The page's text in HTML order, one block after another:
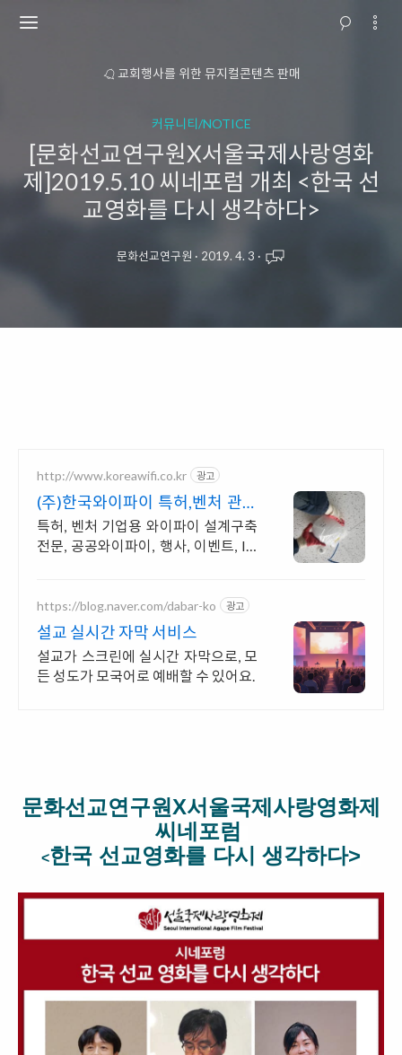
교회행사를 위한 뮤지컬콘텐츠 판매
커뮤니티/NOTICE
[문화선교연구원X서울국제사랑영화
제]2019.5.10 씨네포럼 개최 <한국 선
교영화를 다시 생각하다>
문화선교연구원 · 2019. 4. 3 ·
http://www.koreawifi.co.kr 광고
(주)한국와이파이 특허,벤처 관급
공사, 건설공사 가능
특허, 벤처 기업용 와이파이 설계구축
전문, 공공와이파이, 행사, 이벤트, IO
문의
https://blog.naver.com/dabar-ko 광고
설교 실시간 자막 서비스
설교가 스크린에 실시간 자막으로, 모
든 성도가 모국어로 예배할 수 있어요.
문화선교연구원X서울국제사랑영화제
씨네포럼
<한국 선교영화를 다시 생각하다>